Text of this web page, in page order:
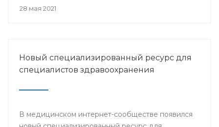
28 мая 2021
Новый специализированный ресурс для
специалистов здравоохранения
В медицинском интернет-сообществе появился